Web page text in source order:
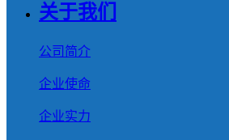
关于我们
公司简介
企业使命
企业实力